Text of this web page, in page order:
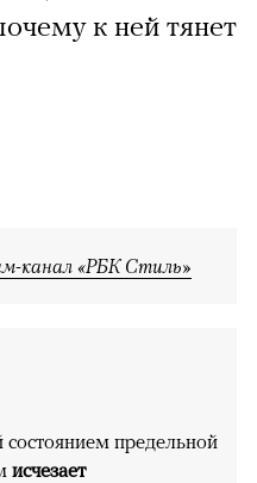
к ней тянет
канал «РБК Стиль»
предельной
исчезает